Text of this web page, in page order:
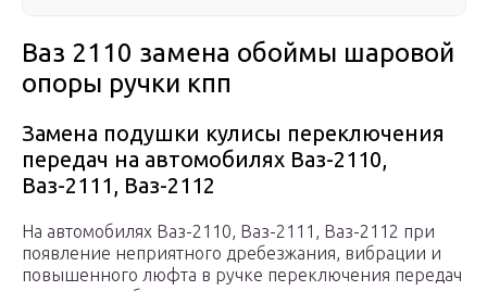
Ваз 2110 замена обоймы шаровой
опоры ручки кпп
Замена подушки кулисы переключения
передач на автомобилях Ваз-2110,
Ваз-2111, Ваз-2112
На автомобилях Ваз-2110, Ваз-2111, Ваз-2112 при
появление неприятного дребезжания, вибрации и
повышенного люфта в ручке переключения передач